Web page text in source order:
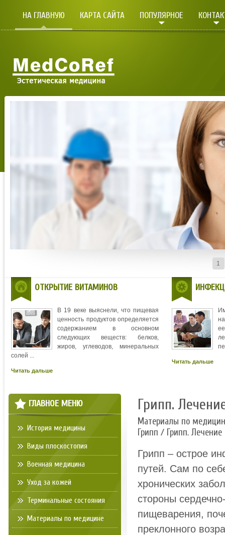
НА ГЛАВНУЮ КАРТА САЙТА ПОПУЛЯРНОЕ
1
ОТКРЫТИЕ ВИТАМИНОВ
В 19 веке выяснели, что пищевая
ценность продуктов определяется
содержанием в основном
следующих веществ: белков,
жиров, углеводов, минеральных
солей ...
Читать дальше
Читать дальше
Грипп.
Материалы по
Грипп / Грипп. Лечение
Грипп – острое
путей. Сам по
хронических
стороны
пищеварения,
преклонного
ГЛАВНОЕ МЕНЮ
История медицины
Виды плоскостопия
Военная медицина
Уход за кожей
Терминальные состояния
Материалы по медицине